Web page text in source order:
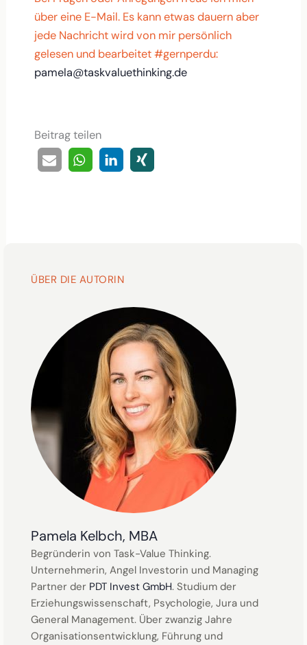
über eine E-Mail. Es kann etwas dauern aber
jede Nachricht wird von mir persönlich
gelesen und bearbeitet #gernperdu:
pamela@taskvaluethinking.de
Beitrag teilen
ÜBER DIE AUTORIN
Pamela Kelbch, MBA
Begründerin von Task-Value Thinking.
Unternehmerin, Angel Investorin und Managing
Partner der PDT Invest GmbH. Studium der
Erziehungswissenschaft, Psychologie, Jura und
General Management. Über zwanzig Jahre
Organisationsentwicklung, Führung und